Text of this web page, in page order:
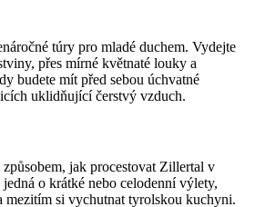
túry pro mladé duchem. Vydejte
přes mírné květnaté louky a
budete mít před sebou úchvatné
uklidňující čerstvý vzduch.
jak procestovat Zillertal v
o krátké nebo celodenní výlety,
mezitím si vychutnat tyrolskou kuchyni.